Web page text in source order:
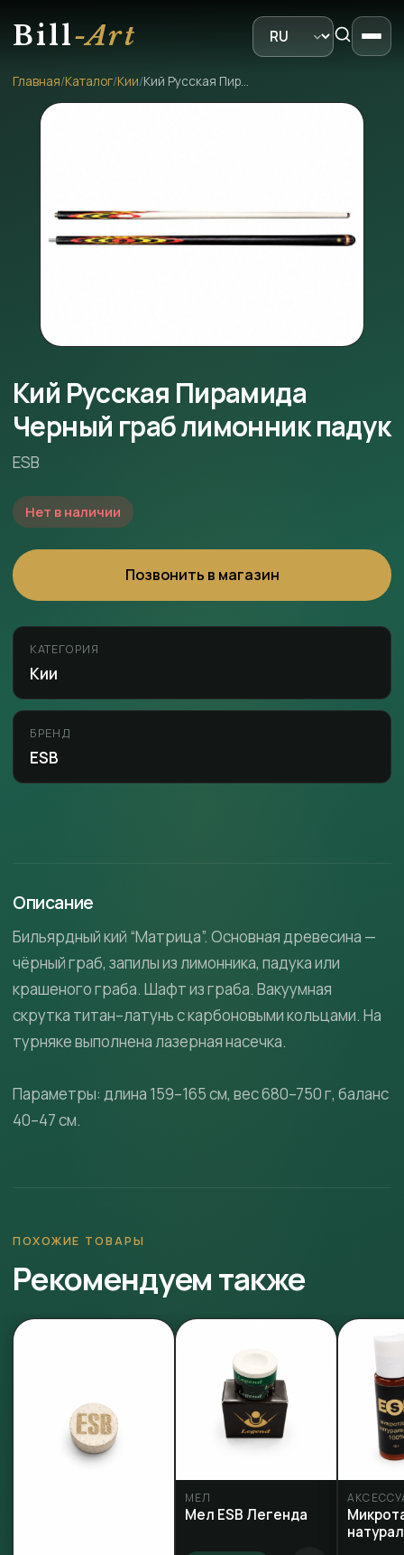
Bill-Art
Главная/Каталог/Кии/ Кий Русская Пирамида Черный граб лимонник падук
Кий Русская Пирамида
Черный граб лимонник падук
ESB
Нет в наличии
Позвонить в магазин
КАТЕГОРИЯ
Кии
БРЕНД
ESB
Описание
Бильярдный кий “Матрица”. Основная древесина —
чёрный граб, запилы из лимонника, падука или
крашеного граба. Шафт из граба. Вакуумная
скрутка титан–латунь с карбоновыми кольцами. На
турняке выполнена лазерная насечка.
Параметры: длина 159–165 см, вес 680–750 г, баланс
40–47 см.
ПОХОЖИЕ ТОВАРЫ
Рекомендуем также
МЕЛ
Мел ESB Легенда